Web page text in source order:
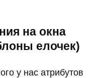
на окна
елочек)
у нас атрибутов